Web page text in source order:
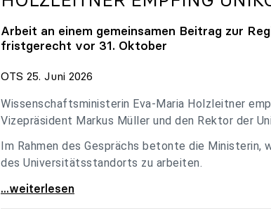
Arbeit an einem gemeinsamen Beitrag zur
fristgerecht vor 31. Oktober
OTS 25. Juni 2026
Wissenschaftsministerin Eva-Maria Holzleitner
Vizepräsident Markus Müller und den Rektor der
Im Rahmen des Gesprächs betonte die Ministerin,
des Universitätsstandorts zu arbeiten.
Holzleitner empfing uniko-Spitze zum Austausch
...weiterlesen